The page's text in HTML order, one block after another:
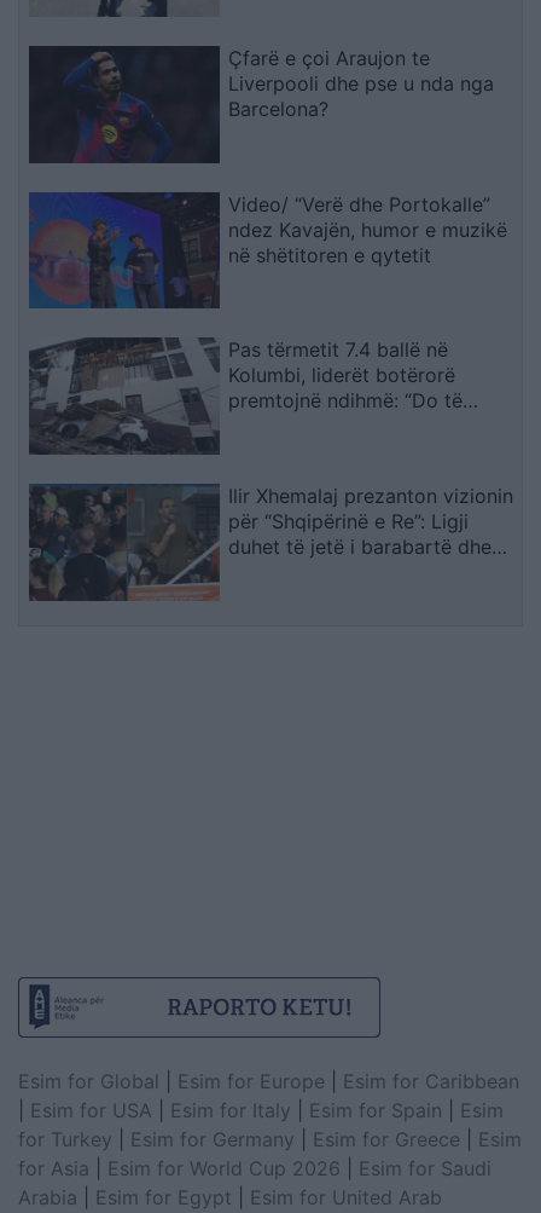
Çfarë e çoi Araujon te
Liverpooli dhe pse u nda nga
Barcelona?
Video/ “Verë dhe Portokalle”
ndez Kavajën, humor e muzikë
në shëtitoren e qytetit
Pas tërmetit 7.4 ballë në
Kolumbi, liderët botërorë
premtojnë ndihmë: “Do të
Ilir Xhemalaj prezanton vizionin
për “Shqipërinë e Re”: Ligji
duhet të jetë i barabartë dhe
Esim for Global Esim for Europe
Esim for Caribbean
Esim for USA Esim for Italy Esim for Spain
Esim
for Turkey
Esim for Germany Esim for Greece
Esim
for Asia
Esim for World Cup 2026
Esim for Saudi
Arabia
Esim for Egypt
Esim for United Arab